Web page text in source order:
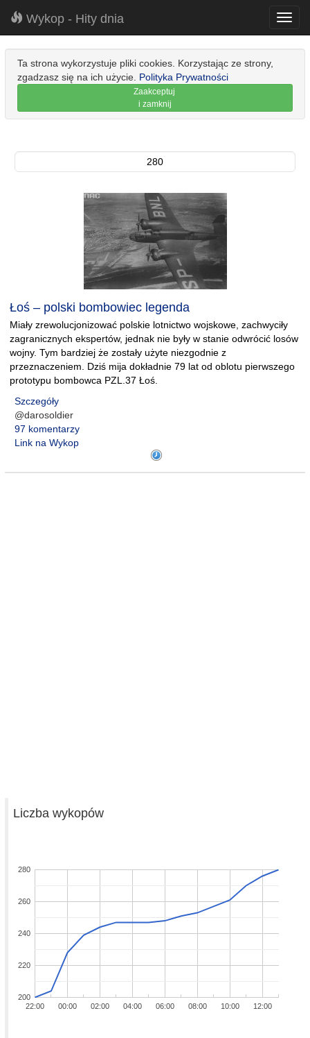
Wykop - Hity dnia
Ta strona wykorzystuje pliki cookies. Korzystając ze strony,
zgadzasz się na ich użycie. Polityka Prywatności
Zaakceptuj
i zamknij
280
Łoś – polski bombowiec legenda
Miały zrewolucjonizować polskie lotnictwo wojskowe, zachwyciły
zagranicznych ekspertów, jednak nie były w stanie odwrócić losów
wojny. Tym bardziej że zostały użyte niezgodnie z
przeznaczeniem. Dziś mija dokładnie 79 lat od oblotu pierwszego
prototypu bombowca PZL.37 Łoś.
Szczegóły
@darosoldier
97 komentarzy
Link na Wykop
Liczba wykopów
22:00 00:00 02:00 04:00 06:00 08:00 10:00 12:00
200
220
240
260
280